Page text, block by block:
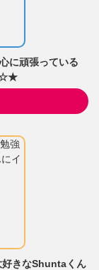
に頑張っている
☆★
好きなShuntaくん